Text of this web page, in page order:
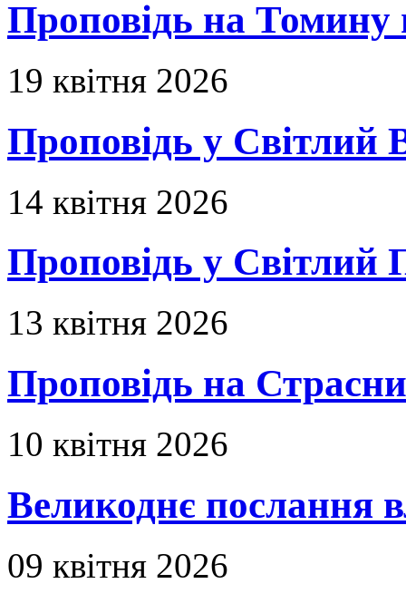
Проповідь на Томину
19 квітня 2026
Проповідь у Світлий
14 квітня 2026
Проповідь у Світлий
13 квітня 2026
Проповідь на
10 квітня 2026
Великоднє послання
09 квітня 2026